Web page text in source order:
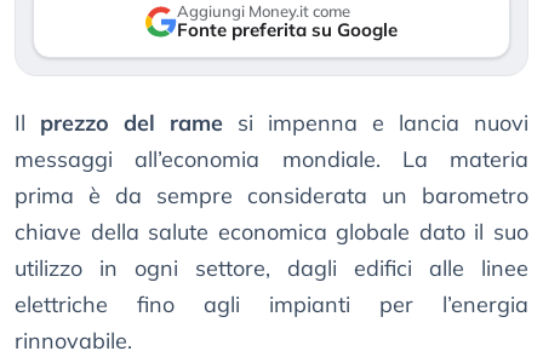
Aggiungi Money.it come
Fonte preferita su Google
Il prezzo del rame si impenna e lancia nuovi
messaggi all’economia mondiale. La materia
prima è da sempre considerata un barometro
chiave della salute economica globale dato il suo
utilizzo in ogni settore, dagli edifici alle linee
elettriche fino agli impianti per l’energia
rinnovabile.